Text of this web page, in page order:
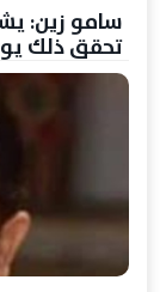
سامو زين:
تحقق ذلك